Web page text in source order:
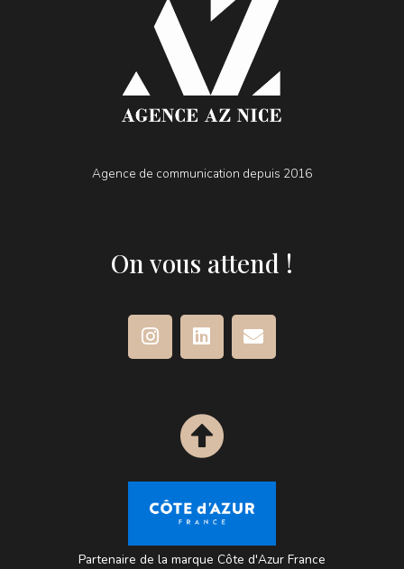
Agence de communication depuis 2016
On vous attend !
n
s
t
i
n
k
i
n
n
v
e
Partenaire de la marque Côte d'Azur France